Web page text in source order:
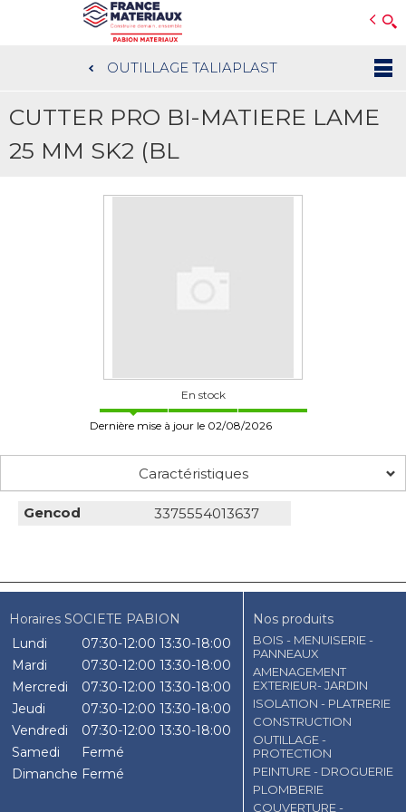
au
contenu
OUTILLAGE TALIAPLAST
CUTTER PRO BI-MATIERE LAME
25 MM SK2 (BL
En stock
Dernière mise à jour le 02/08/2026
Caractéristiques
Gencod 3375554013637
Horaires SOCIETE PABION
Lundi
07:30-12:00 13:30-18:00
Mardi
07:30-12:00 13:30-18:00
Mercredi
07:30-12:00 13:30-18:00
Jeudi
07:30-12:00 13:30-18:00
Vendredi
07:30-12:00 13:30-18:00
Samedi
Fermé
Dimanche Fermé
Nos produits
BOIS - MENUISERIE -
PANNEAUX
AMENAGEMENT
EXTERIEUR- JARDIN
ISOLATION - PLATRERIE
CONSTRUCTION
OUTILLAGE -
PROTECTION
PEINTURE - DROGUERIE
PLOMBERIE
COUVERTURE -